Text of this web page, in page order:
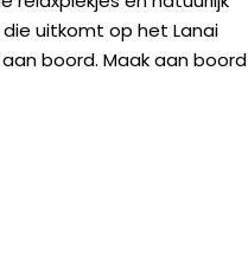
uitkomt op het Lanai
boord. Maak aan boord